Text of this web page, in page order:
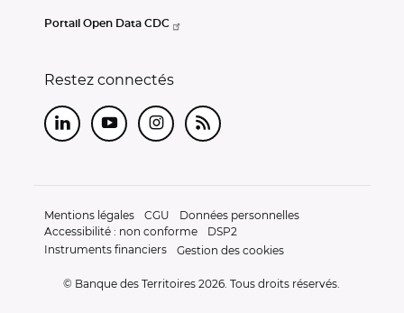
Portail Open Data CDC
Restez connectés
LinkedInYoutubeInstagram
RSS
Mentions légales CGU
Données personnelles
Accessibilité : non conforme
DSP2
Instruments financiers
Gestion des cookies
© Banque des Territoires 2026. Tous droits réservés.